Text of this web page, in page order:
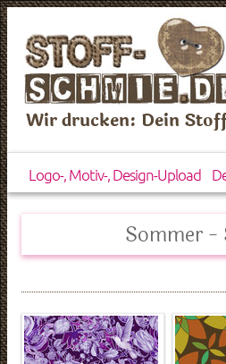
Wir drucken: Dein
Logo-, Motiv-, Design-Upload
Sommer -